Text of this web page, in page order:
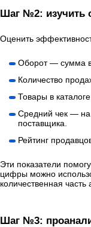
Шаг №2: изучить
Оценить
Оборот — сумма
Количество
Товары в
Средний чек — на
поставщика.
Рейтинг
Эти показатели
цифры можно
количественная часть
Шаг №3: